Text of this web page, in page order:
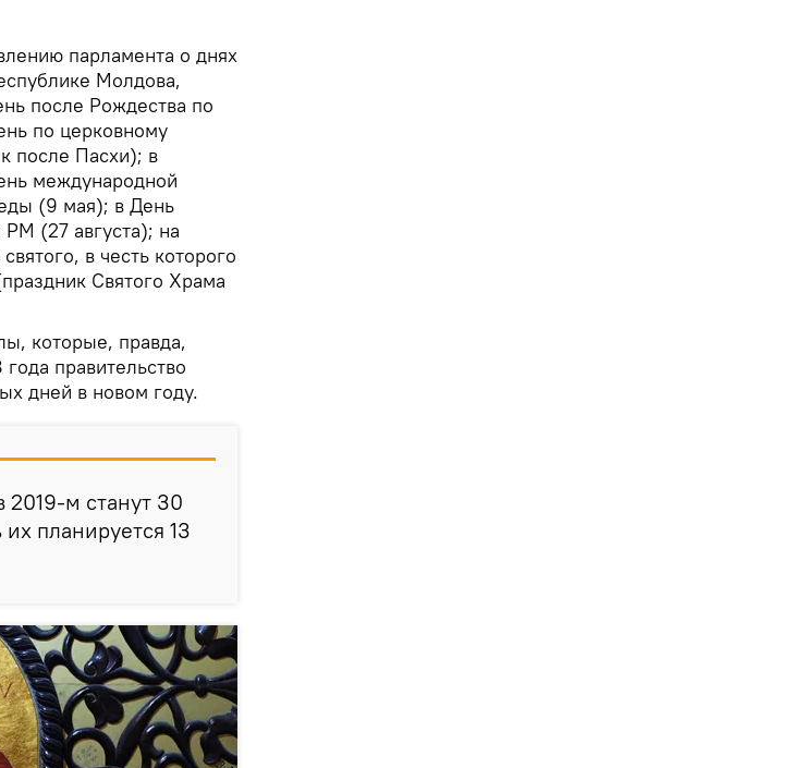
парламента о днях
Молдова,
после Рождества по
по церковному
после Пасхи); в
международной
(9 мая); в День
(27 августа); на
в честь которого
Святого Храма
которые, правда,
правительство
дней в новом году.
м станут 30
планируется 13